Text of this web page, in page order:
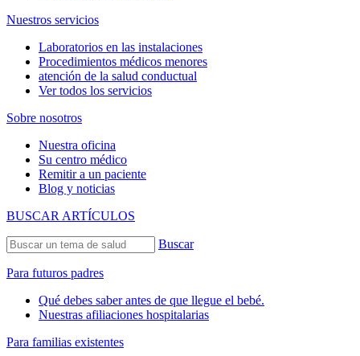
Nuestros servicios
Laboratorios en las instalaciones
Procedimientos médicos menores
atención de la salud conductual
Ver todos los servicios
Sobre nosotros
Nuestra oficina
Su centro médico
Remitir a un paciente
Blog y noticias
BUSCAR ARTÍCULOS
Buscar
Para futuros padres
Qué debes saber antes de que llegue el bebé.
Nuestras afiliaciones hospitalarias
Para familias existentes